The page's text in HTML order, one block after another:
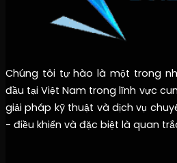
Chúng tôi tự hào là một trong
đầu tại Việt Nam trong lĩnh vực
giải pháp kỹ thuật và dịch vụ
- điều khiển và đặc biệt là quan